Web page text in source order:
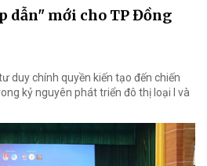
dẫn" mới cho TP Đồng
duy chính quyền kiến tạo đến chiến
kỷ nguyên phát triển đô thị loại I và